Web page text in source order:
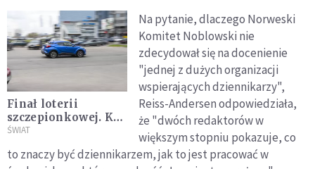
Finał loterii
szczepionkowej. Kto
zdobył nagrodę?
wyniki?
ŚWIAT
Na pytanie, dlaczego Norweski
Komitet Noblowski nie
zdecydował się na docenienie
"jednej z dużych organizacji
wspierających dziennikarzy",
Reiss-Andersen odpowiedziała,
że "dwóch redaktorów w
większym stopniu pokazuje, co
to znaczy być dziennikarzem, jak to jest pracować w